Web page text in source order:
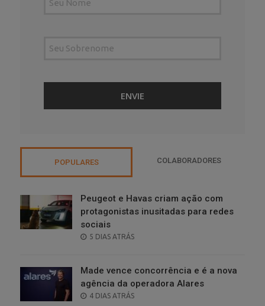
POPULARES COLABORADORES
Peugeot e Havas criam ação com
protagonistas inusitadas para redes
sociais
POSTED
5 DIAS ATRÁS
Made vence concorrência e é a nova
agência da operadora Alares
POSTED
4 DIAS ATRÁS